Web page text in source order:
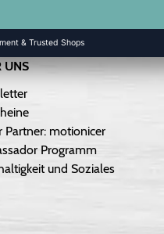
UNS
Partner: motionicer
Programm
und Soziales